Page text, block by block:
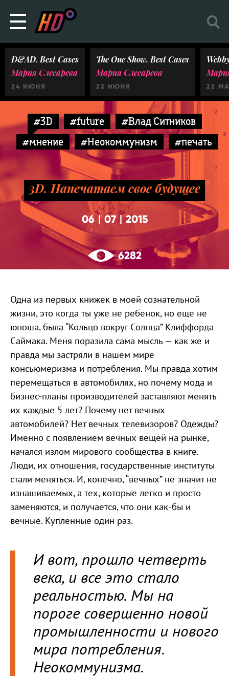
D&AD. Best Cases
Мария Слесарева
24 ИЮНЯ
The One Show. Best Cases
Мария Слесарева
22 ИЮНЯ 22
#3D #future
#Влад Ситников
#мнение
#Неокоммунизм #печать
3D. Напечатаем свое будущее
06 |07 |2015
6282
Одна из первых книжек в моей сознательной
жизни, это когда ты уже не ребенок, но еще не
юноша, была “Кольцо вокруг Солнца” Клиффорда
Саймака. Меня поразила сама мысль — как же и
правда мы застряли в нашем мире
консьюмеризма и потребления. Мы правда хотим
перемещаться в автомобилях, но почему мода и
бизнес-планы производителей заставляют менять
их каждые 5 лет? Почему нет вечных
автомобилей? Нет вечных телевизоров? Одежды?
Именно с появлением вечных вещей на рынке,
начался излом мирового сообщества в книге.
Люди, их отношения, государственные институты
стали меняться. И, конечно, “вечных” не значит не
изнашиваемых, а тех, которые легко и просто
заменяются, и получается, что они как-бы и
вечные. Купленные один раз.
И вот, прошло четверть
века, и все это стало
реальностью. Мы на
пороге совершенно новой
промышленности и нового
мира потребления.
Неокоммунизма.